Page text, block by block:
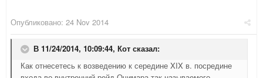
Опубликовано: 24 Nov 2014
В 11/24/2014, 10:09:44, Кот сказал:
Как отнесетесь к возведению к середине XIX в. посредине